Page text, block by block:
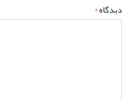
دیدگاه*